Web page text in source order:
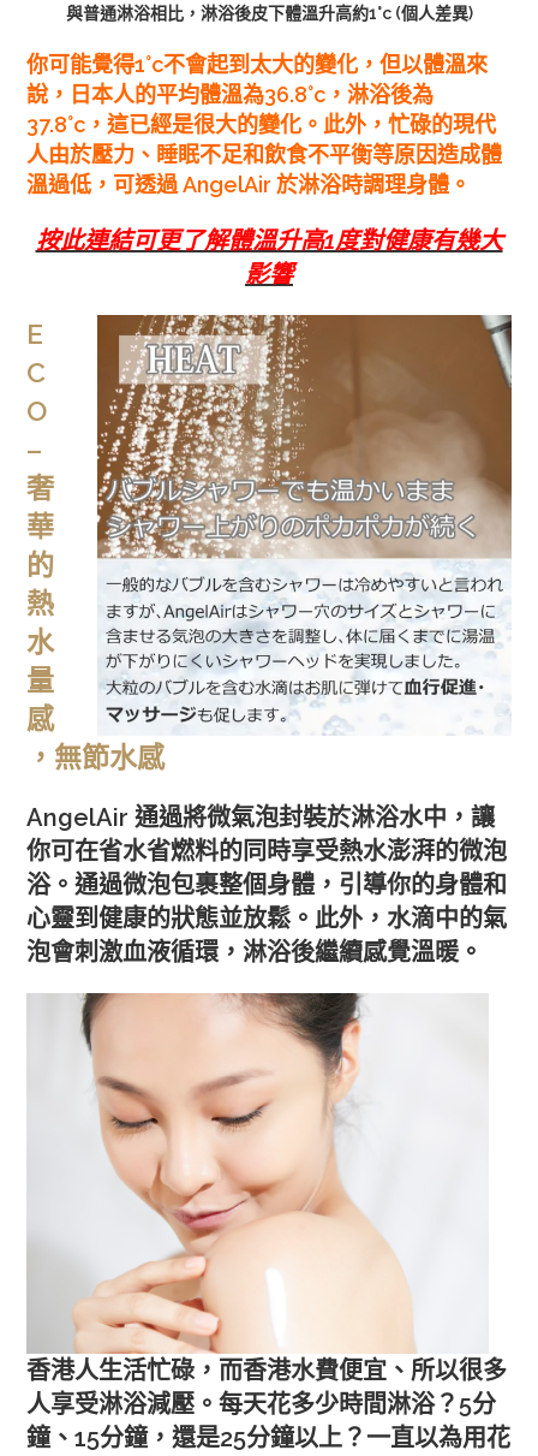
與普通淋浴相比，淋浴後皮下體溫升高約1°c (個人差異)
你可能覺得1°c不會起到太大的變化，但以體溫來
說，日本人的平均體溫為36.8°c，淋浴後為
37.8°c，這已經是很大的變化。此外，忙碌的現代
人由於壓力、睡眠不足和飲食不平衡等原因造成體
溫過低，可透過 AngelAir 於淋浴時調理身體。
按此連結可更了解體溫升高1度對健康有幾大
影響
E
C
O
–
奢
華
的
熱
水
量
感
，無節水感
AngelAir 通過將微氣泡封裝於淋浴水中，讓
你可在省水省燃料的同時享受熱水澎湃的微泡
浴。通過微泡包裹整個身體，引導你的身體和
心靈到健康的狀態並放鬆。此外，水滴中的氣
泡會刺激血液循環，淋浴後繼續感覺溫暖。
香港人生活忙碌，而香港水費便宜、所以很多
人享受淋浴減壓。每天花多少時間淋浴？5分
鐘、15分鐘，還是25分鐘以上？一直以為用花